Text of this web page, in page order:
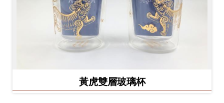
黃虎雙層玻璃杯